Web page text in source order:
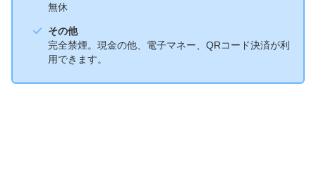
無休
その他
完全禁煙。現金の他、電子マネー、QRコード決済が利
用できます。